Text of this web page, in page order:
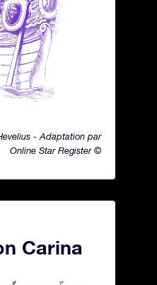
- Adaptation par
Online Star Register ©
Carina